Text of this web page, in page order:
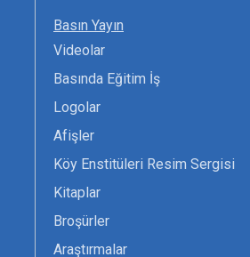
Basın Yayın
Videolar
Basında Eğitim İş
Logolar
Afişler
Köy Enstitüleri Resim Sergisi
Kitaplar
Broşürler
Araştırmalar